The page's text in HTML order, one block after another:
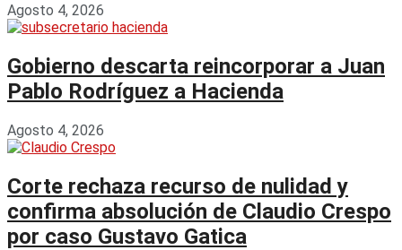
Agosto 4, 2026
Gobierno descarta reincorporar a Juan
Pablo Rodríguez a Hacienda
Agosto 4, 2026
Corte rechaza recurso de nulidad y
confirma absolución de Claudio Crespo
por caso Gustavo Gatica